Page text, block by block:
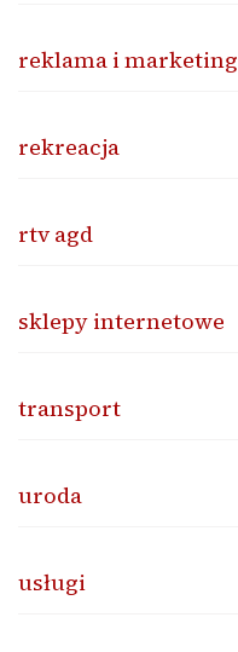
reklama i marketing
rekreacja
rtv agd
sklepy internetowe
transport
uroda
usługi